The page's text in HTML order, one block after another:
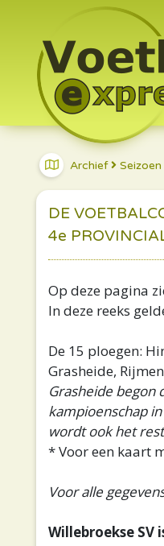
Archief
DE
4e
Op deze pagina
In deze reeks
De 15 ploegen:
Grasheide,
Grasheide begon
kampioenschap
wordt ook het
* Voor een kaart
Voor alle
Willebroekse SV